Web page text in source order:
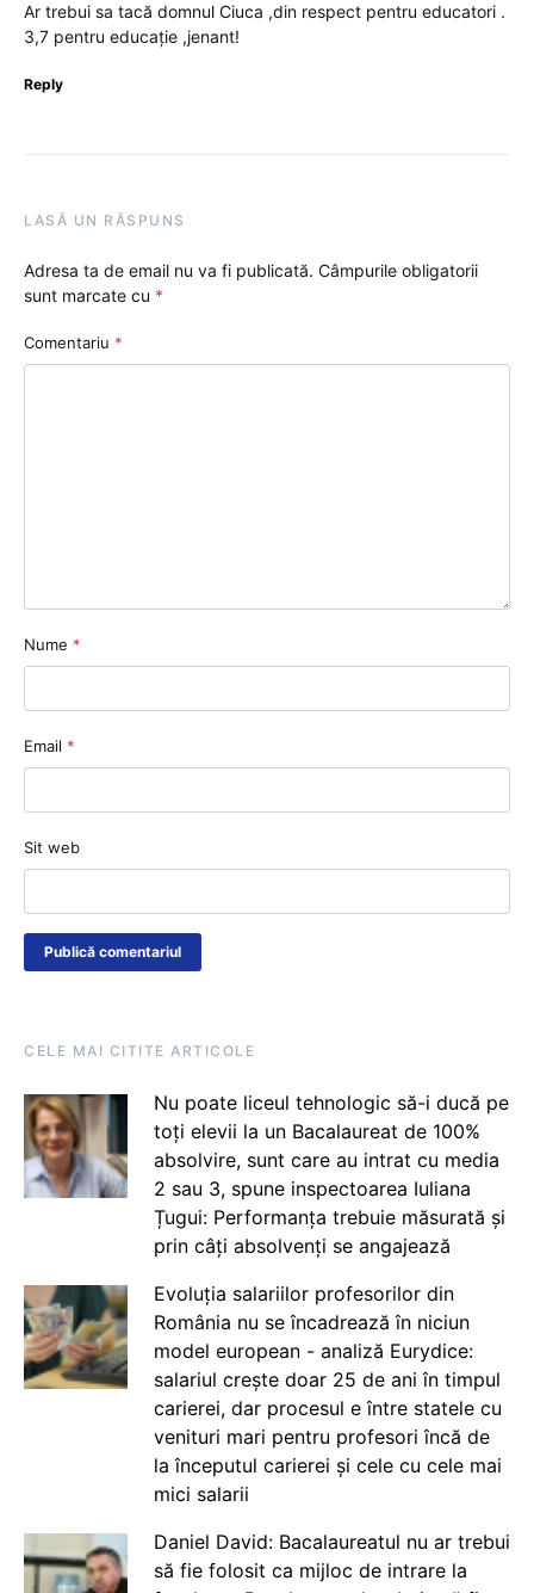
Ar trebui sa tacă domnul Ciuca ,din respect pentru educatori .
3,7 pentru educație ,jenant!
Reply
LASĂ UN RĂSPUNS
Adresa ta de email nu va fi publicată. Câmpurile obligatorii
sunt marcate cu *
Comentariu *
Nume *
Email *
Sit web
CELE MAI CITITE ARTICOLE
Nu poate liceul tehnologic să-i ducă pe
toți elevii la un Bacalaureat de 100%
absolvire, sunt care au intrat cu media
2 sau 3, spune inspectoarea Iuliana
Țugui: Performanța trebuie măsurată și
prin câți absolvenți se angajează
Evoluția salariilor profesorilor din
România nu se încadrează în niciun
model european - analiză Eurydice:
salariul crește doar 25 de ani în timpul
carierei, dar procesul e între statele cu
venituri mari pentru profesori încă de
la începutul carierei și cele cu cele mai
mici salarii
Daniel David: Bacalaureatul nu ar trebui
să fie folosit ca mijloc de intrare la